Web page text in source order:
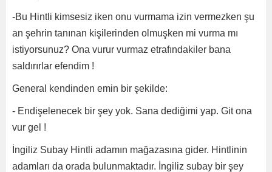
-Bu Hintli kimsesiz iken onu vurmama izin vermezken şu
an şehrin tanınan kişilerinden olmuşken mi vurma mı
istiyorsunuz? Ona vurur vurmaz etrafındakiler bana
saldırırlar efendim !
General kendinden emin bir şekilde:
- Endişelenecek bir şey yok. Sana dediğimi yap. Git ona
vur gel !
İngiliz Subay Hintli adamın mağazasına gider. Hintlinin
adamları da orada bulunmaktadır. İngiliz subay bir şey